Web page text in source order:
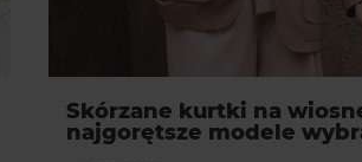
Skórzane kurtki na
najgorętsze modele